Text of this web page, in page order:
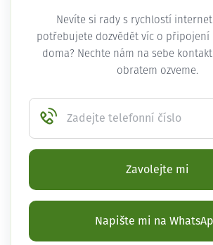
Nevíte si rady s rychlostí
potřebujete dozvědět víc o připojení
doma? Nechte nám na sebe
obratem ozveme.
Zadejte telefonní číslo
Zavolejte mi
Napište mi na